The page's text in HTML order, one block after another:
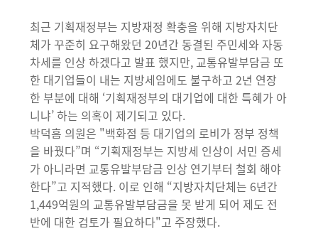
최근 기획재정부는 지방재정 확충을 위해 지방자치단
체가 꾸준히 요구해왔던 20년간 동결된 주민세와 자동
차세를 인상 하겠다고 발표 했지만, 교통유발부담금 또
한 대기업들이 내는 지방세임에도 불구하고 2년 연장
한 부분에 대해 ‘기획재정부의 대기업에 대한 특혜가 아
니냐’ 하는 의혹이 제기되고 있다.
박덕흠 의원은 "백화점 등 대기업의 로비가 정부 정책
을 바꿨다”며 “기획재정부는 지방세 인상이 서민 증세
가 아니라면 교통유발부담금 인상 연기부터 철회 해야
한다”고 지적했다. 이로 인해 “지방자치단체는 6년간
1,449억원의 교통유발부담금을 못 받게 되어 제도 전
반에 대한 검토가 필요하다"고 주장했다.